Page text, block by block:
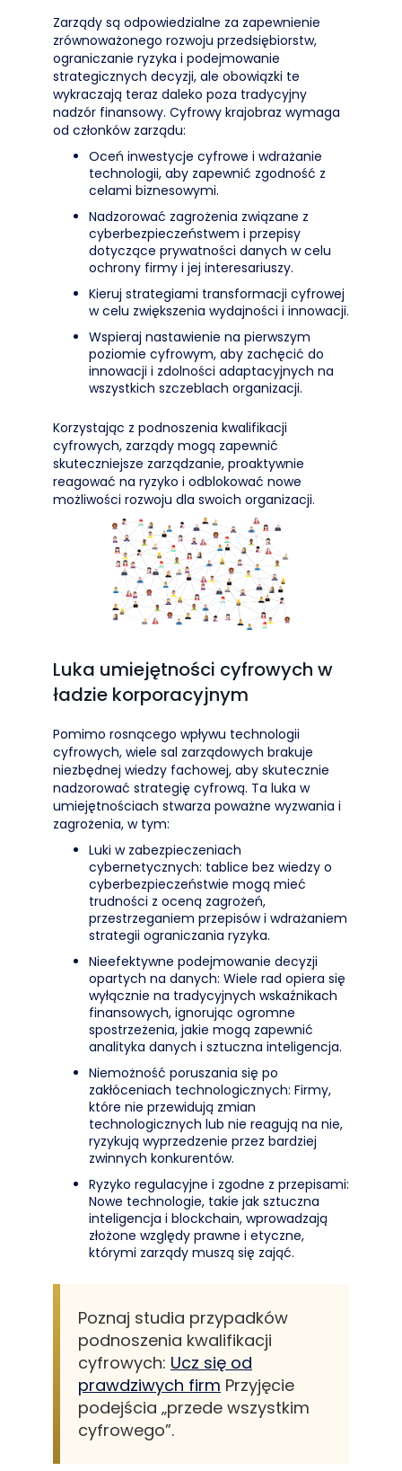
Zarządy są odpowiedzialne za zapewnienie
zrównoważonego rozwoju przedsiębiorstw,
ograniczanie ryzyka i podejmowanie
strategicznych decyzji, ale obowiązki te
wykraczają teraz daleko poza tradycyjny
nadzór finansowy. Cyfrowy krajobraz wymaga
od członków zarządu:
Oceń inwestycje cyfrowe i wdrażanie
technologii, aby zapewnić zgodność z
celami biznesowymi.
Nadzorować zagrożenia związane z
cyberbezpieczeństwem i przepisy
dotyczące prywatności danych w celu
ochrony firmy i jej interesariuszy.
Kieruj strategiami transformacji cyfrowej
w celu zwiększenia wydajności i innowacji.
Wspieraj nastawienie na pierwszym
poziomie cyfrowym, aby zachęcić do
innowacji i zdolności adaptacyjnych na
wszystkich szczeblach organizacji.
Korzystając z podnoszenia kwalifikacji
cyfrowych, zarządy mogą zapewnić
skuteczniejsze zarządzanie, proaktywnie
reagować na ryzyko i odblokować nowe
możliwości rozwoju dla swoich organizacji.
Luka umiejętności cyfrowych w
ładzie korporacyjnym
Pomimo rosnącego wpływu technologii
cyfrowych, wiele sal zarządowych brakuje
niezbędnej wiedzy fachowej, aby skutecznie
nadzorować strategię cyfrową. Ta luka w
umiejętnościach stwarza poważne wyzwania i
zagrożenia, w tym:
Luki w zabezpieczeniach
cybernetycznych: tablice bez wiedzy o
cyberbezpieczeństwie mogą mieć
trudności z oceną zagrożeń,
przestrzeganiem przepisów i wdrażaniem
strategii ograniczania ryzyka.
Nieefektywne podejmowanie decyzji
opartych na danych: Wiele rad opiera się
wyłącznie na tradycyjnych wskaźnikach
finansowych, ignorując ogromne
spostrzeżenia, jakie mogą zapewnić
analityka danych i sztuczna inteligencja.
Niemożność poruszania się po
zakłóceniach technologicznych: Firmy,
które nie przewidują zmian
technologicznych lub nie reagują na nie,
ryzykują wyprzedzenie przez bardziej
zwinnych konkurentów.
Ryzyko regulacyjne i zgodne z przepisami:
Nowe technologie, takie jak sztuczna
inteligencja i blockchain, wprowadzają
złożone względy prawne i etyczne,
którymi zarządy muszą się zająć.
Poznaj studia przypadków
podnoszenia kwalifikacji
cyfrowych: Ucz się od
prawdziwych firm Przyjęcie
podejścia „przede wszystkim
cyfrowego”.